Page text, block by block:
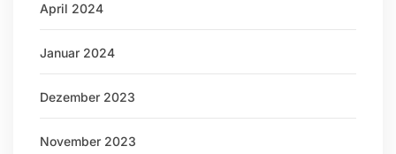
April 2024
Januar 2024
Dezember 2023
November 2023